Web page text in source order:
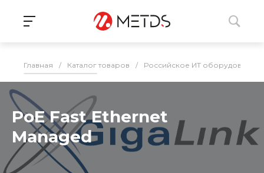
Главная / Каталог товаров / Российское ИТ оборудование
PoE Fast Ethernet
Managed